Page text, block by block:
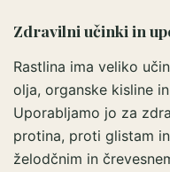
Zdravilni učinki in
Rastlina ima veliko
olja, organske kisline
Uporabljamo jo za
protina, proti glistam
želodčnim in